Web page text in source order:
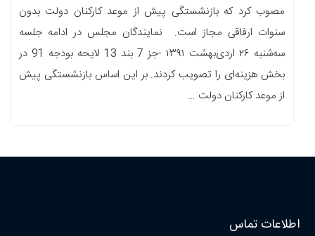
مصوب کرد که بازنشستگی پیش از موعد کارکنان دولت بدون
سنوات ارفاقی مجاز است. نمایندگان مجلس در ادامه جلسه
سه‌شنبه ۲۶ اردی‌بهشت ۱۳۹۱ -جز 7 بند 13 لایحه بودجه 91 در
بخش هزینه‌ای را تصویب کردند. بر این اساس بازنشستگی پیش
از موعد کارکنان دولت …
اطلاعات تماس